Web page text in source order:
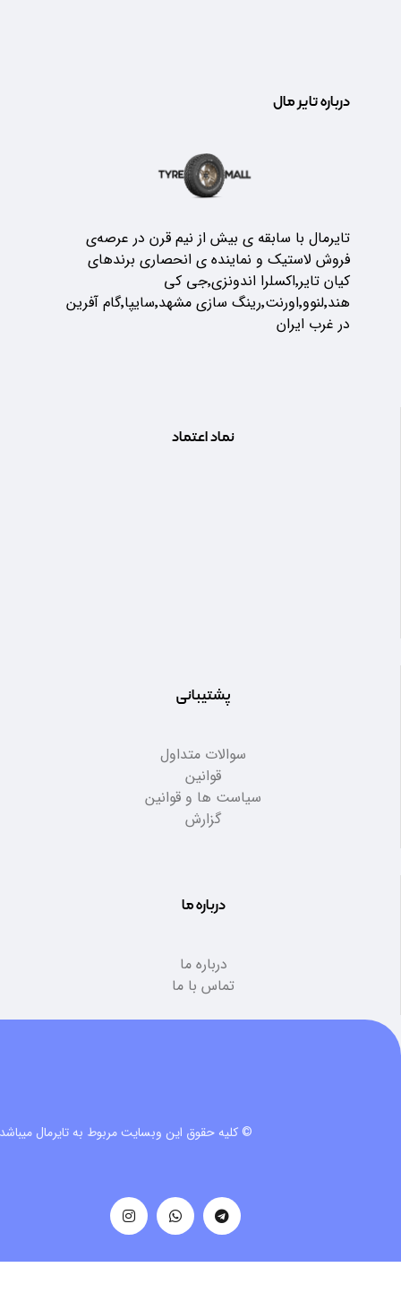
درباره تایر مال
تایرمال با سابقه ی بیش از نیم قرن در عرصه‌ی
فروش لاستیک و نماینده ی انحصاری برندهای
کیان تایر٬اکسلرا اندونزی٬جی کی
هند٬لنوو٬اورنت٬رینگ سازی مشهد٬سایپا٬گام آفرین
در غرب ایران
نماد اعتماد
پشتیبانی
سوالات متداول
قوانین
سیاست ها و قوانین
گزارش
درباره ما
درباره ما
تماس با ما
© کلیه حقوق این وبسایت مربوط به تایرمال